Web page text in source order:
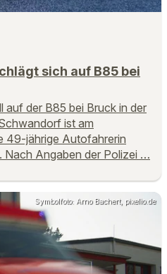
sich auf B85 bei
auf der B85 bei Bruck in der
ist am
49-jährige Autofahrerin
Angaben der Polizei …
Symbolfoto: Arno Bachert, pixelio.de